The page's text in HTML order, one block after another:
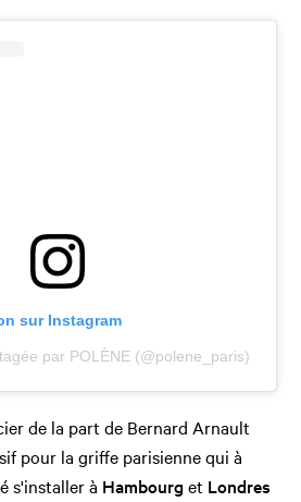
sur Instagram
par POLÈNE (@polene_paris)
de la part de Bernard Arnault
pour la griffe parisienne qui à
s'installer à Hambourget Londres